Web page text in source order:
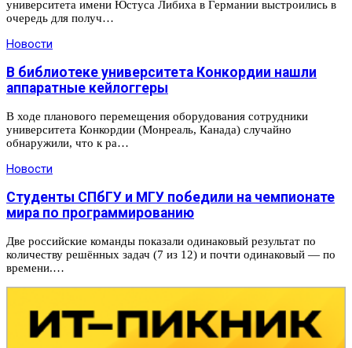
университета имени Юстуса Либиха в Германии выстроились в
очередь для получ…
Новости
В библиотеке университета Конкордии нашли
аппаратные кейлоггеры
В ходе планового перемещения оборудования сотрудники
университета Конкордии (Монреаль, Канада) случайно
обнаружили, что к ра…
Новости
Студенты СПбГУ и МГУ победили на чемпионате
мира по программированию
Две российские команды показали одинаковый результат по
количеству решённых задач (7 из 12) и почти одинаковый — по
времени.…